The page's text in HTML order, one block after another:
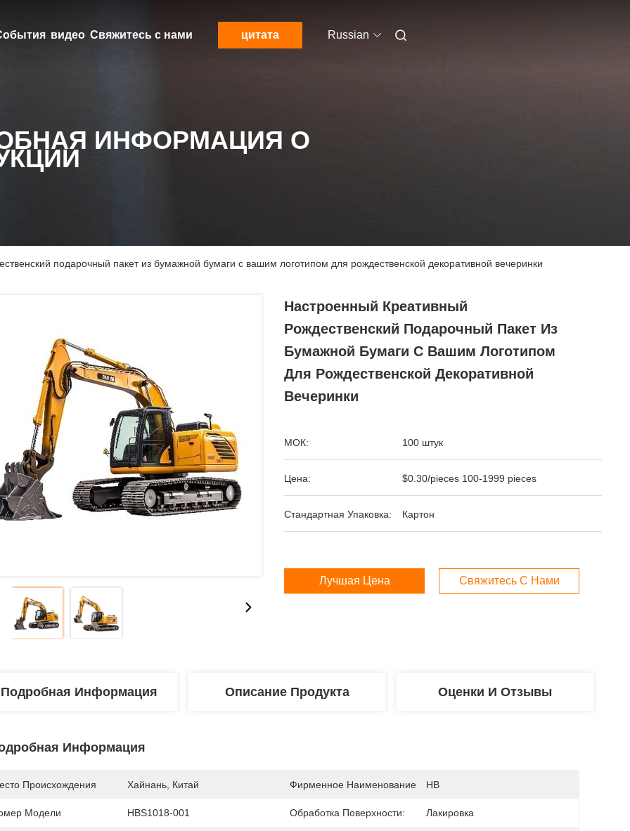
видео Свяжитесь с нами цитата Russian
ИНФОРМАЦИЯ О
подарочный пакет из бумажной бумаги с вашим логотипом для рождественской декоративной вечеринки
Настроенный Креативный
Рождественский Подарочный Пакет Из
Бумажной Бумаги С Вашим Логотипом
Для Рождественской Декоративной
Вечеринки
МОК: 100 штук
Цена: $0.30/pieces 100-1999 pieces
Стандартная Упаковка: Картон
Лучшая Цена Свяжитесь С Нами
Подробная Информация Описание Продукта Оценки И Отзывы
Информация
Происхождения Хайнань, Китай Фирменное Наименование HB
Модели HBS1018-001 Обработка Поверхности: Лакировка